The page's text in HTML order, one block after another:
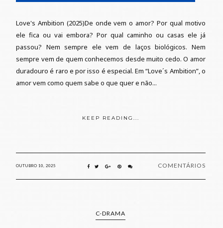
Love's Ambition (2025)De onde vem o amor? Por qual motivo
ele fica ou vai embora? Por qual caminho ou casas ele já
passou? Nem sempre ele vem de laços biológicos. Nem
sempre vem de quem conhecemos desde muito cedo. O amor
duradouro é raro e por isso é especial. Em “Love´s Ambition”, o
amor vem como quem sabe o que quer e não...
KEEP READING...
OUTUBRO 10, 2025 COMENTÁRIOS
C-DRAMA